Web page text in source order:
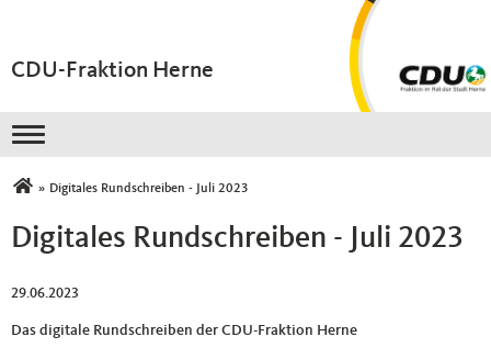
CDU-Fraktion Herne
Toggle navigation
Sie sind hier
» Digitales Rundschreiben - Juli 2023
Digitales Rundschreiben - Juli 2023
29.06.2023
Das digitale Rundschreiben der CDU-Fraktion Herne